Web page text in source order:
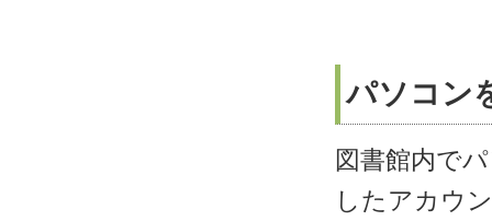
パソコン
図書館内で
したアカウ